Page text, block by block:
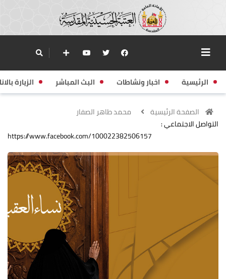
الرئيسية اخبار ونشاطات البث المباشر الزيارة
الصفحة الرئيسية
محمد طاهر الصفار
التواصل الاجتماعي :
https://www.facebook.com/100022382506157